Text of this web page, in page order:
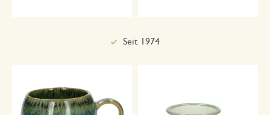
Sorgfältig ausgewählt